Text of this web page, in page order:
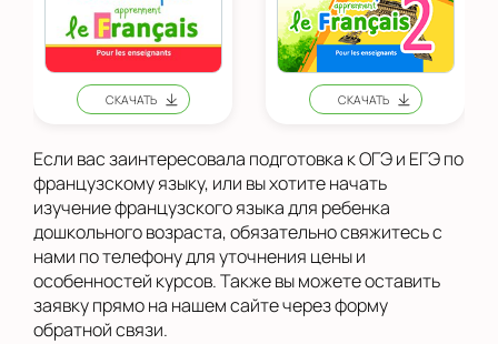
Если вас заинтересовала подготовка к ОГЭ и ЕГЭ по
французскому языку, или вы хотите начать
изучение французского языка для ребенка
дошкольного возраста, обязательно свяжитесь с
нами по телефону для уточнения цены и
особенностей курсов. Также вы можете оставить
заявку прямо на нашем сайте через форму
обратной связи.